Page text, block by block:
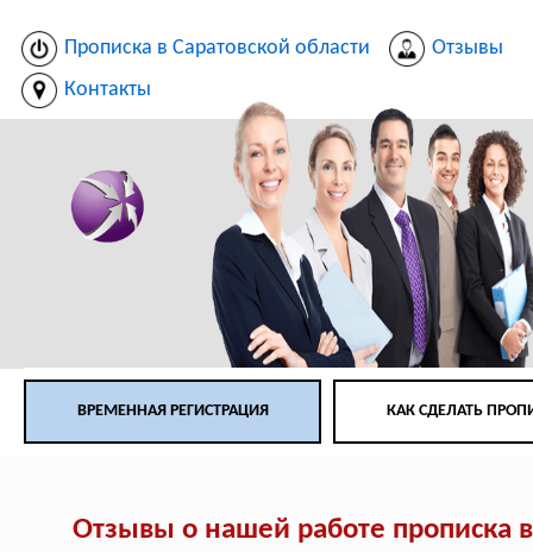
Прописка в Саратовской области
Отзывы
Контакты
ВРЕМЕННАЯ РЕГИСТРАЦИЯ КАК СДЕЛАТЬ
Отзывы о нашей работе прописка в